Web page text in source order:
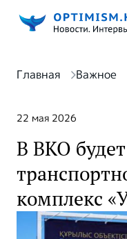
Главная Важное
22 мая 2026
В ВКО
комплекс